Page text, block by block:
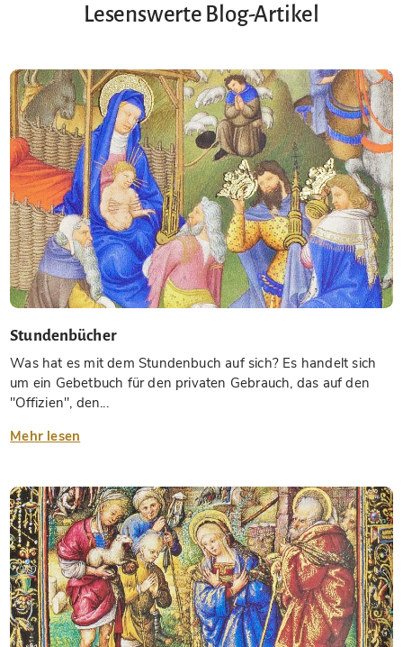
Lesenswerte Blog-Artikel
Stundenbücher
Was hat es mit dem Stundenbuch auf sich? Es handelt sich
um ein Gebetbuch für den privaten Gebrauch, das auf den
"Offizien", den...
Mehr lesen